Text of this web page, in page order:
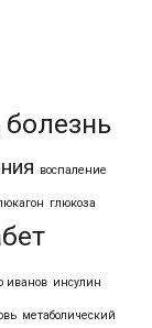
болезнь
воспаление
глюкоза
иванов инсулин
метаболический